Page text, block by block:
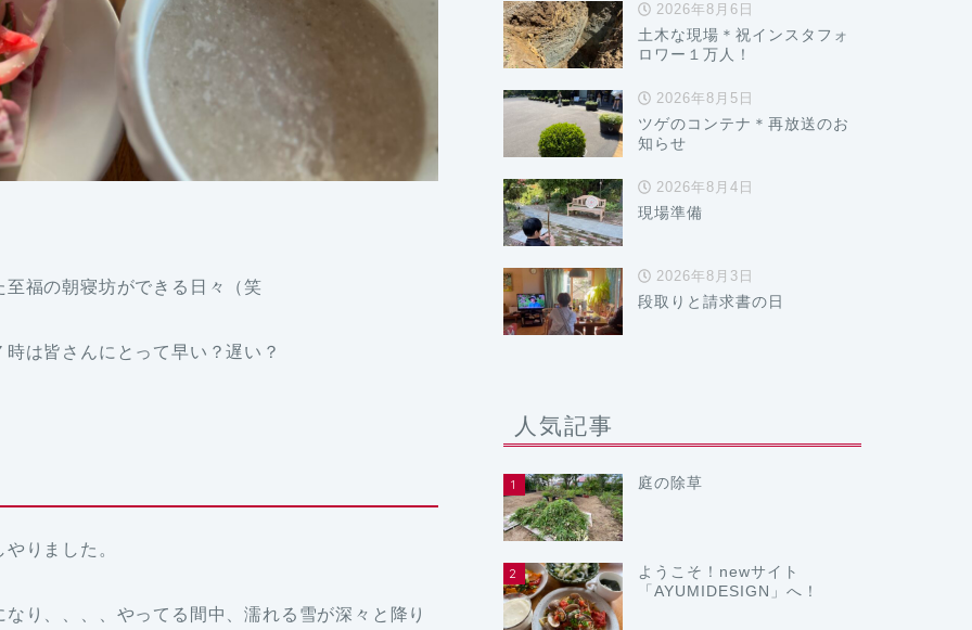
福の朝寝坊ができる日々（笑
は皆さんにとって早い？遅い？
りました。
り、、、、やってる間中、濡れる雪が深々と降り
2026年8月6日
土木な現場＊祝インスタフォ
ロワー１万人！
2026年8月5日
ツゲのコンテナ＊再放送のお
知らせ
2026年8月4日
現場準備
2026年8月3日
段取りと請求書の日
人気記事
1 庭の除草
2
ようこそ！newサイト
「AYUMIDESIGN」へ！